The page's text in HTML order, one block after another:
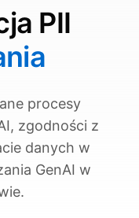
PII
procesy
zgodności z
danych w
GenAI w